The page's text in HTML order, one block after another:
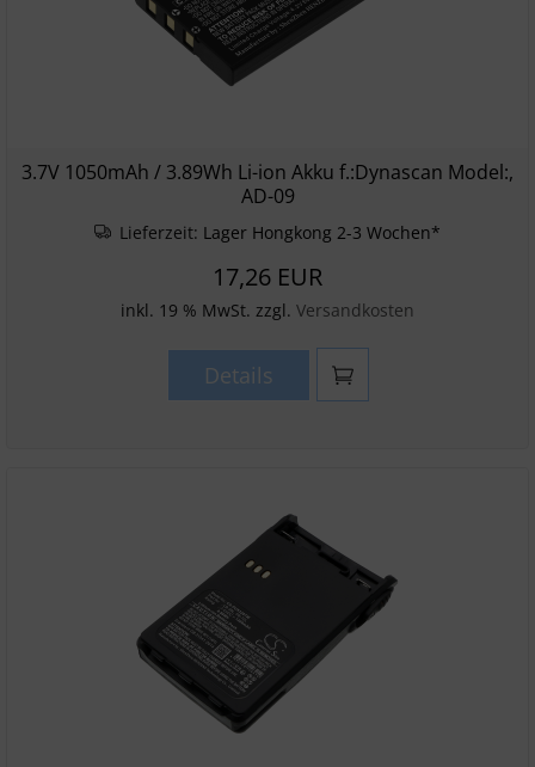
3.7V 1050mAh / 3.89Wh Li-ion Akku f.:Dynascan Model:,
AD-09
Lieferzeit: Lager Hongkong 2-3 Wochen*
17,26 EUR
inkl. 19 % MwSt. zzgl. Versandkosten
Details